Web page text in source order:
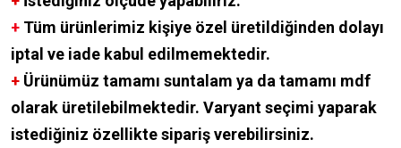
+ Tüm ürünlerimiz kişiye özel üretildiğinden dolayı
iptal ve iade kabul edilmemektedir.
+ Ürünümüz tamamı suntalam ya da tamamı mdf
olarak üretilebilmektedir. Varyant seçimi yaparak
istediğiniz özellikte sipariş verebilirsiniz.